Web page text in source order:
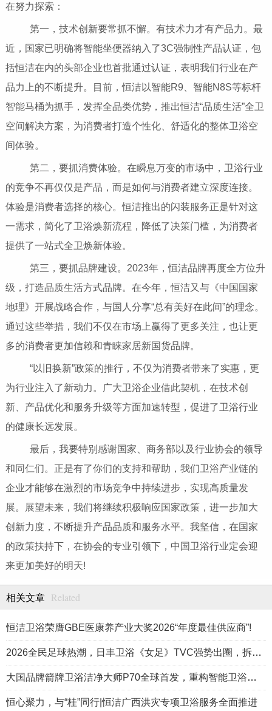
在努力探索：
第一，技术创新要常抓不懈。有技术力才有产品力。最
近，国家已明确将智能坐便器纳入了3C强制性产品认证，包
括恒洁在内的头部企业也首批通过认证，表明我们行业在产
品力上的不断提升。目前，恒洁以智能R9、智能N8S等标杆
智能马桶为抓手，发挥全品类优势，推出恒洁“品质生活”全卫
空间解决方案，为消费者打造个性化、舒适化的整体卫浴空
间体验。
第二，要抓消费体验。在瞬息万变的市场中，卫浴行业
的竞争不再仅仅是产品，而是如何与消费者建立深度连接。
体验是消费者选择的核心。恒洁推出的闪装服务正是针对这
一需求，简化了卫浴焕新流程，降低了决策门槛，为消费者
提供了一站式全卫焕新体验。
第三，要抓品牌建设。2023年，恒洁品牌再度全方位升
级，打造品质生活方式品牌。在今年，恒洁又与《中国国家
地理》开展战略合作，与国人分享“总有美好在此间”的理念。
通过这些举措，我们不仅在市场上赢得了更多关注，也让更
多的消费者更加信赖和青睐家居新国货品牌。
“以旧换新”政策的推行，不仅为消费者带来了实惠，更
为行业注入了新动力。广大卫浴企业借此契机，在技术创
新、产品优化和服务升级等方面加速转型，促进了卫浴行业
的健康长远发展。
最后，我要特别感谢国家、商务部以及行业协会的领导
和同仁们。正是有了你们的支持和帮助，我们卫浴产业链的
企业才能够在激烈的市场竞争中持续进步，实现高质量发
展。展望未来，我们将继续积极响应国家政策，进一步加大
创新力度，不断提升产品品质和服务水平。我坚信，在国家
的政策扶持下，在协会的专业引领下，中国卫浴行业定会迎
来更加美好的明天!
相关文章 Related
恒洁卫浴荣膺GBE医康养产业大奖2026“年度最佳供应商”!
2026全民足球热潮，日丰卫浴《女足》TVC强势出圈，拆解背后的品牌出圈秘诀
大国品牌箭牌卫浴洁净大师P70全球首发，重构智能卫浴洁净新标准
恒心聚力，与“桂”同行|恒洁广西洪灾专项卫浴服务全面推进